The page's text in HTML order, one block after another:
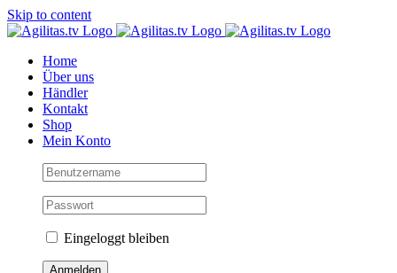
Skip to content
Home
Über uns
Händler
Kontakt
Shop
Mein Konto
Eingeloggt bleiben